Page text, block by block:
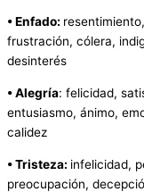
• Enfado:
frustración, cólera,
desinterés
• Alegría: felicidad,
entusiasmo, ánimo,
calidez
• Tristeza: infelicidad,
preocupación,